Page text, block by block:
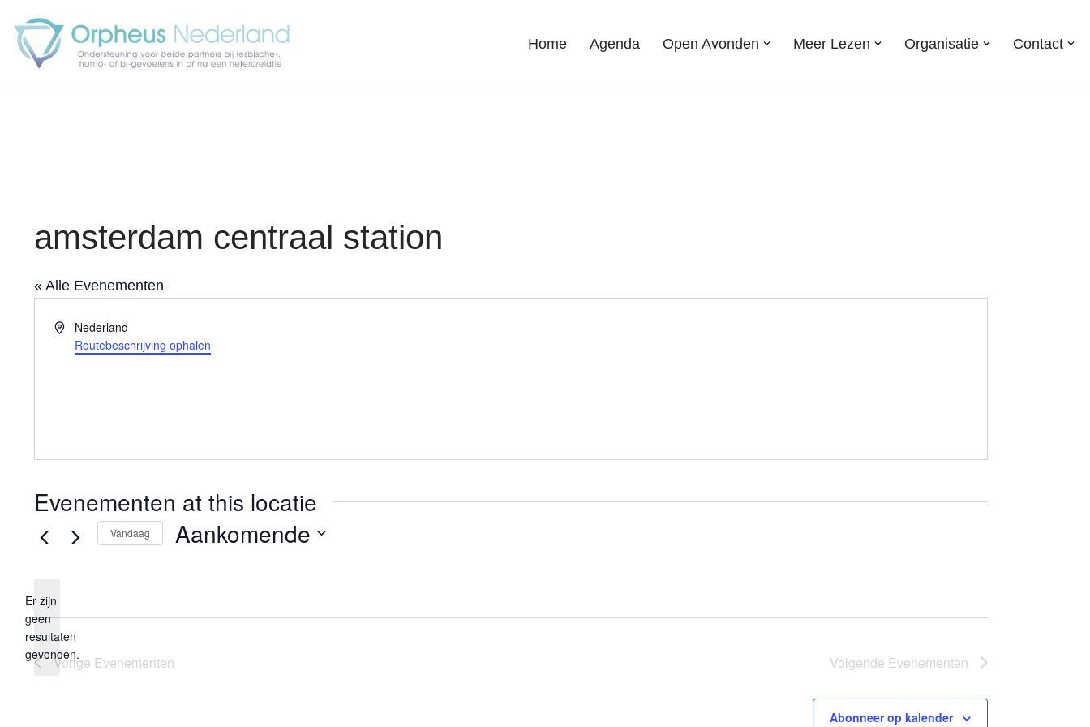
Ga
naar
Home Agenda Open Avonden Meer Lezen Organisatie Contact
amsterdam centraal station
« Alle Evenementen
AdresNederland
Routebeschrijving ophalen
Evenementen at this locatie
Bericht
Er zijn
geen
resultaten
gevonden.
Vandaag Aankomende
Vorige Evenementen Volgende Evenementen
Abonneer op kalender